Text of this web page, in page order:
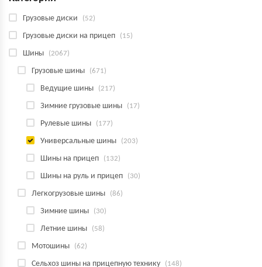
Грузовые диски (52)
Грузовые диски на прицеп (15)
Шины (2067)
Грузовые шины (671)
Ведущие шины (217)
Зимние грузовые шины (17)
Рулевые шины (177)
Универсальные шины (203)
Шины на прицеп (132)
Шины на руль и прицеп (30)
Легкогрузовые шины (86)
Зимние шины (30)
Летние шины (58)
Мотошины (62)
Сельхоз шины на прицепную технику (148)